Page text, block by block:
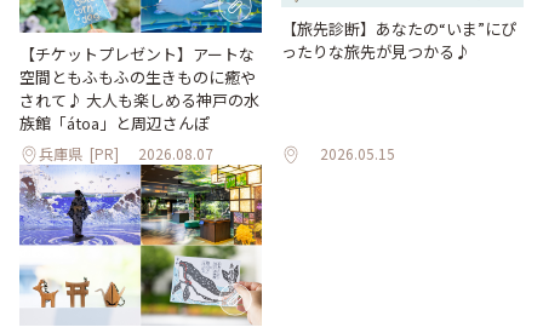
【チケットプレゼント】アートな
空間ともふもふの生きものに癒や
されて♪ 大人も楽しめる神戸の水
族館「átoa」と周辺さんぽ
兵庫県 [PR] 2026.08.07
【旅先診断】あなたの“いま”にぴ
ったりな旅先が見つかる♪
2026.05.15